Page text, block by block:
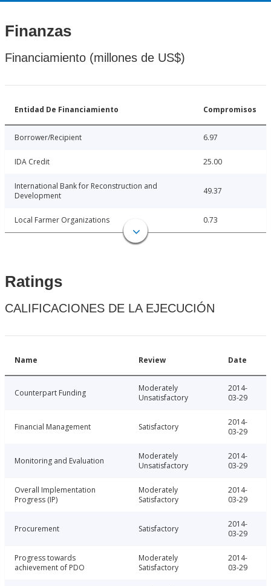
Finanzas
Financiamiento (millones de US$)
Entidad De Financiamiento Compromisos
Borrower/Recipient 6.97
IDA Credit 25.00
International Bank for Reconstruction and
Development
49.37
Local Farmer Organizations 0.73
Ratings
CALIFICACIONES DE LA EJECUCIÓN
Name Review Date
Counterpart Funding
Moderately
Unsatisfactory
2014-
03-29
Financial Management Satisfactory
2014-
03-29
Monitoring and Evaluation
Moderately
Unsatisfactory
2014-
03-29
Overall Implementation
Progress (IP)
Moderately
Satisfactory
2014-
03-29
Procurement Satisfactory
2014-
03-29
Progress towards
achievement of PDO
Moderately
Satisfactory
2014-
03-29